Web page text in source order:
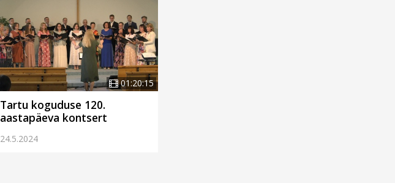
01:20:15
Tartu koguduse 120.
aastapäeva kontsert
24.5.2024